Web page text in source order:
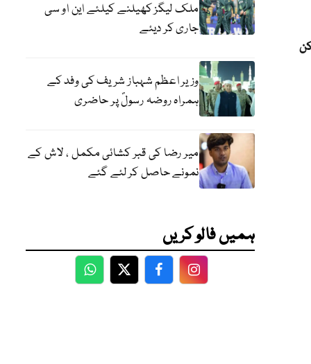
ملک لیگز کھیلنے کیلئے این او سی
جاری کر دیئے
وزیر اعظم شہباز شریف کی وفد کے
ہمراہ روضہ رسولؐ پر حاضری
میر رضا کی قبر کشائی مکمل ، لاش کے
نمونے حاصل کر لئے گئے
ہمیں فالو کریں
WhatsApp
TwitterFacebookFacebook